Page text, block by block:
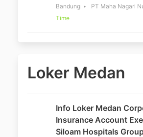
Bandung PT Maha Nagari
Time
Loker Medan
Info Loker Medan
Insurance Account
Siloam Hospitals